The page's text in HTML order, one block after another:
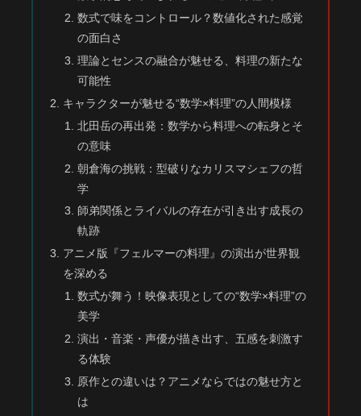
数式で味をコントロール？数値化された感覚
の面白さ
理論とセンスの融合が魅せる、料理の新たな
可能性
キャラクターが魅せる“数学×料理”の人間模様
北田岳の再出発：数学から料理への転身とそ
の意味
朝倉海の挑戦：型破りなカリスマシェフの哲
学
師弟関係とライバルの存在が引き出す成長の
軌跡
アニメ版『フェルマーの料理』の演出が世界観
を深める
数式が舞う！映像表現としての“数学×料理”の
美学
演出・音楽・声優が描き出す、五感を刺激す
る体験
原作との違いは？アニメならではの魅せ方と
は